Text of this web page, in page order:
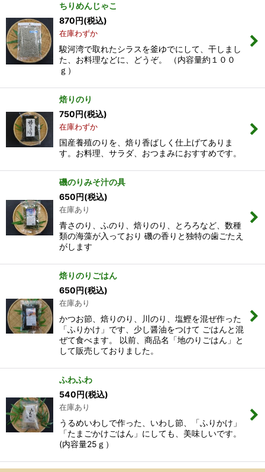
ちりめんじゃこ
870円(税込)
在庫わずか
駿河湾で取れたシラスを釜ゆでにして、干しまし
た、お料理などに、どうぞ。 （内容量約１００
ｇ）
焙りのり
750円(税込)
在庫わずか
国産養殖のりを、焙り香ばしく仕上げてありま
す。お料理、サラダ、おつまみにおすすめです。
磯のりみそ汁の具
650円(税込)
在庫あり
青さのり、ふのり、焙りのり、とろろなど、数種
類の海藻が入っており 磯の香りと独特の歯ごたえ
がします
焙りのりごはん
650円(税込)
在庫あり
かつお節、焙りのり、川のり、塩鰹を混ぜ作った
「ふりかけ」です、少し醤油をつけて ごはんと混
ぜて食べます。 以前、商品名「地のりごはん」と
して販売しておりました。
ふわふわ
540円(税込)
在庫あり
うるめいわしで作った、いわし節、「ふりかけ」
「たまごかけごはん」にしても、美味しいです。
(内容量25ｇ）